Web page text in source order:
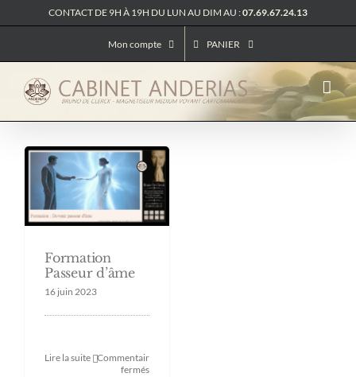
au
CONTACT DE 9H À 19H DU LUN AU DIM AU :07.69.67.24.13
Mon compte PANIER
Formation
Passeur d’âme
16 juin 2023
Lire la suite Commentaires
ferméssur